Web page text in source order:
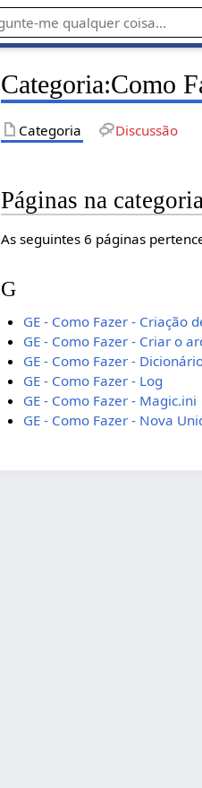
Categoria:Como
Categoria Discussão
Páginas na
As seguintes 6 páginas
G
GE - Como Fazer - Criação
GE - Como Fazer - Criar o
GE - Como Fazer -
GE - Como Fazer - Log
GE - Como Fazer - Magic.ini
GE - Como Fazer - Nova